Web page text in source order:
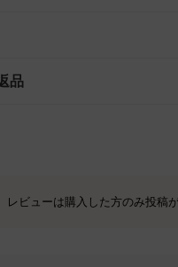
品
レビューは購入した方のみ投稿